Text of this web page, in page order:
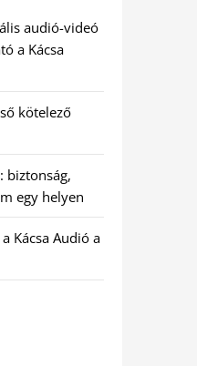
audió-videó
a Kácsa
kötelező
biztonság,
egy helyen
Kácsa Audió a